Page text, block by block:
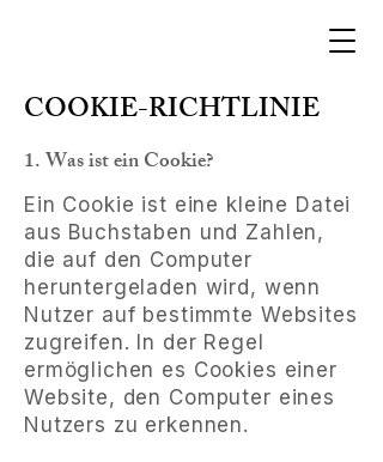
COOKIE-RICHTLINIE
1. Was ist ein Cookie?
Ein Cookie ist eine kleine Datei
aus Buchstaben und Zahlen,
die auf den Computer
heruntergeladen wird, wenn
Nutzer auf bestimmte Websites
zugreifen. In der Regel
ermöglichen es Cookies einer
Website, den Computer eines
Nutzers zu erkennen.